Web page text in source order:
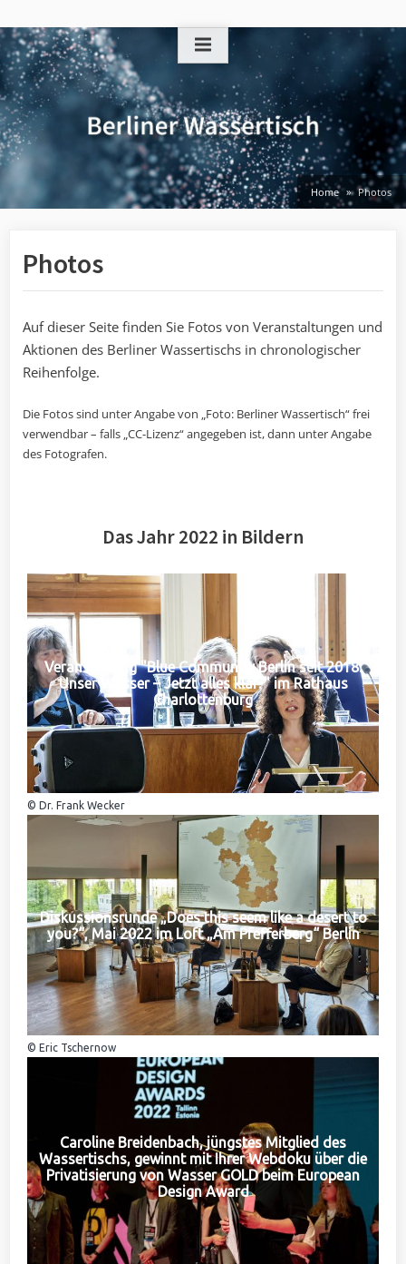
to
content
Home Photos
Photos
Auf dieser Seite finden Sie Fotos von Veranstaltungen und
Aktionen des Berliner Wassertischs in chronologischer
Reihenfolge.
Die Fotos sind unter Angabe von „Foto: Berliner Wassertisch“ frei
verwendbar – falls „CC-Lizenz“ angegeben ist, dann unter Angabe
des Fotografen.
Das Jahr 2022 in Bildern
Veranstaltung "Blue Community Berlin seit 2018:
Unser Wasser – Jetzt alles klar?" im Rathaus
Charlottenburg
© Dr. Frank Wecker
Diskussionsrunde „Does this seem like a desert to
you?“, Mai 2022 im Loft „Am Pfefferberg“ Berlin
© Eric Tschernow
Caroline Breidenbach, jüngstes Mitglied des
Wassertischs, gewinnt mit Ihrer Webdoku über die
Privatisierung von Wasser GOLD beim European
Design Award